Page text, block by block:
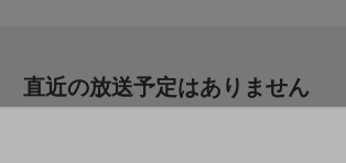
直近の放送予定はありません